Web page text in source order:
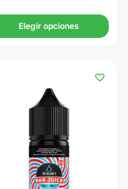
Elegir opciones